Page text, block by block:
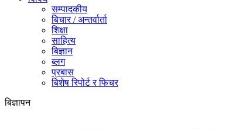
सम्पादकीय
बिचार / अन्तर्वार्ता
शिक्षा
साहित्य
बिज्ञान
ब्लग
प्रबास
बिशेष रिपोर्ट र फिचर
बिज्ञापन